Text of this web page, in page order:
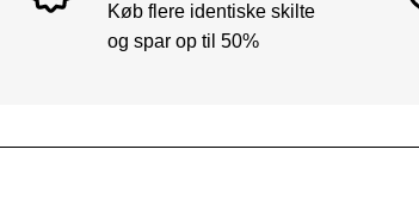
Køb flere identiske skilte
og spar op til 50%